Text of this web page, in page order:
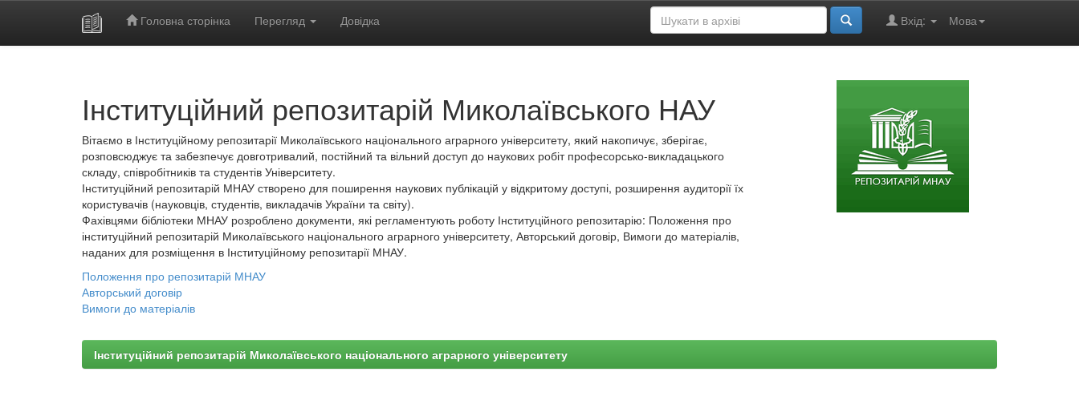
Головна сторінка Перегляд Довідка Мова
Вхід:
Інституційний репозитарій Миколаївського НАУ
Вітаємо в Інституційному репозитарії Миколаївського національного аграрного університету, який накопичує, зберігає,
розповсюджує та забезпечує довготривалий, постійний та вільний доступ до наукових робіт професорсько-викладацького
складу, співробітників та студентів Університету.
Інституційний репозитарій МНАУ створено для поширення наукових публікацій у відкритому доступі, розширення аудиторії їх
користувачів (науковців, студентів, викладачів України та світу).
Фахівцями бібліотеки МНАУ розроблено документи, які регламентують роботу Інституційного репозитарію: Положення про
інституційний репозитарій Миколаївського національного аграрного університету, Авторський договір, Вимоги до матеріалів,
наданих для розміщення в Інституційному репозитарії МНАУ.
Положення про репозитарій МНАУ
Авторський договір
Вимоги до матеріалів
Інституційний репозитарій Миколаївського національного аграрного університету